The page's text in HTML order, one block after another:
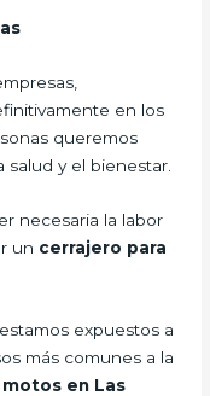
en los
queremos
y el bienestar.
necesaria la labor
un cerrajero para
expuestos a
más comunes a la
en Las